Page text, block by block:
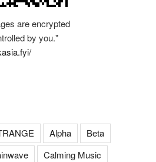
are encrypted
by you."
Alpha
Beta
Calming Music